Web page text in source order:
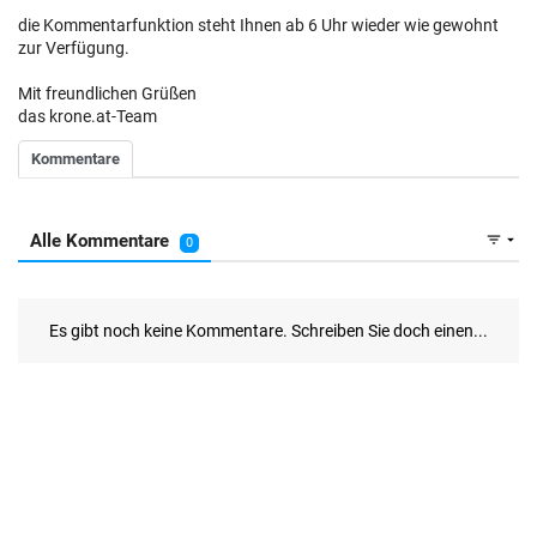
die Kommentarfunktion steht Ihnen ab 6 Uhr wieder wie gewohnt
zur Verfügung.
Mit freundlichen Grüßen
das krone.at-Team